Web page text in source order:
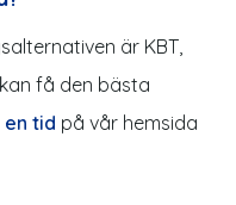
är KBT,
få den bästa
tid på vår hemsida